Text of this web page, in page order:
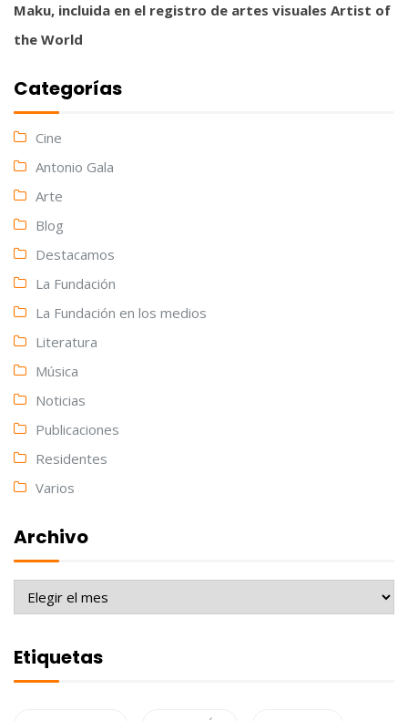
Maku, incluida en el registro de artes visuales Artist of
the World
Categorías
Cine
Antonio Gala
Arte
Blog
Destacamos
La Fundación
La Fundación en los medios
Literatura
Música
Noticias
Publicaciones
Residentes
Varios
Archivo
Archivo
Etiquetas